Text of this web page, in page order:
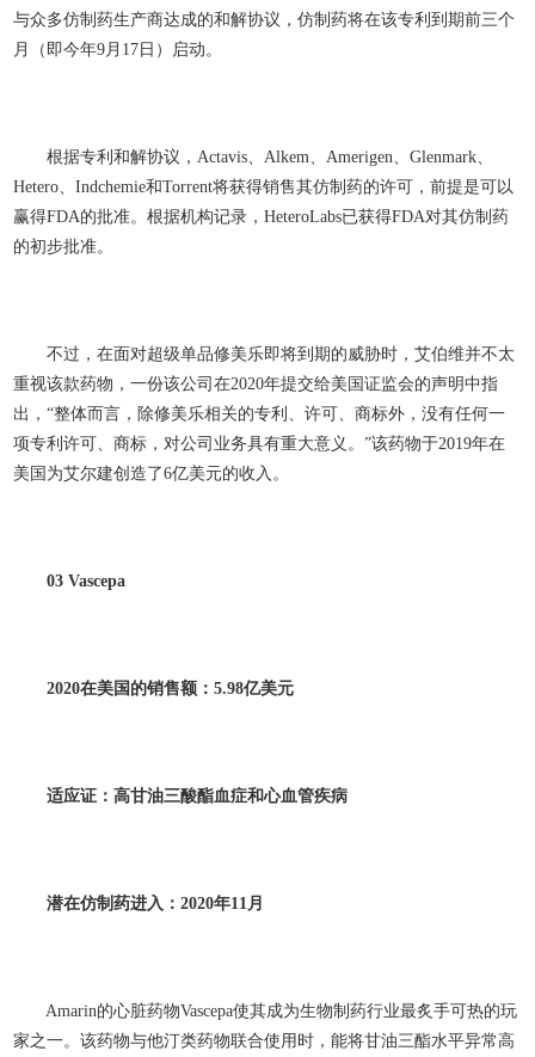
与众多仿制药生产商达成的和解协议，仿制药将在该专利到期前三个
月（即今年9月17日）启动。
根据专利和解协议，Actavis、Alkem、Amerigen、Glenmark、
Hetero、Indchemie和Torrent将获得销售其仿制药的许可，前提是可以
赢得FDA的批准。根据机构记录，HeteroLabs已获得FDA对其仿制药
的初步批准。
不过，在面对超级单品修美乐即将到期的威胁时，艾伯维并不太
重视该款药物，一份该公司在2020年提交给美国证监会的声明中指
出，“整体而言，除修美乐相关的专利、许可、商标外，没有任何一
项专利许可、商标，对公司业务具有重大意义。”该药物于2019年在
美国为艾尔建创造了6亿美元的收入。
03 Vascepa
2020在美国的销售额：5.98亿美元
适应证：高甘油三酸酯血症和心血管疾病
潜在仿制药进入：2020年11月
Amarin的心脏药物Vascepa使其成为生物制药行业最炙手可热的玩
家之一。该药物与他汀类药物联合使用时，能将甘油三酯水平异常高